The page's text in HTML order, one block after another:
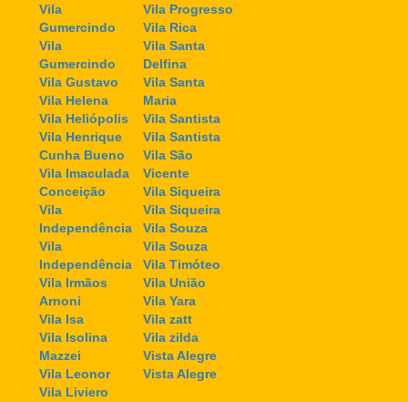
Vila
Gumercindo
Vila
Gumercindo
Vila Gustavo
Vila Helena
Vila Heliópolis
Vila Henrique
Cunha Bueno
Vila Imaculada
Conceição
Vila
Independência
Vila
Independência
Vila Irmãos
Arnoni
Vila Isa
Vila Isolina
Mazzei
Vila Leonor
Vila Liviero
Vila Progresso
Vila Rica
Vila Santa
Delfina
Vila Santa
Maria
Vila Santista
Vila Santista
Vila São
Vicente
Vila Siqueira
Vila Siqueira
Vila Souza
Vila Souza
Vila Timóteo
Vila União
Vila Yara
Vila zatt
Vila zilda
Vista Alegre
Vista Alegre